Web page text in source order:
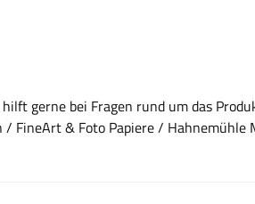
gerne bei Fragen rund um das
& Foto Papiere / Hahnemühle